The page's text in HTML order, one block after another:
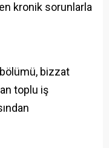
kronik sorunlarla
bizzat
toplu iş